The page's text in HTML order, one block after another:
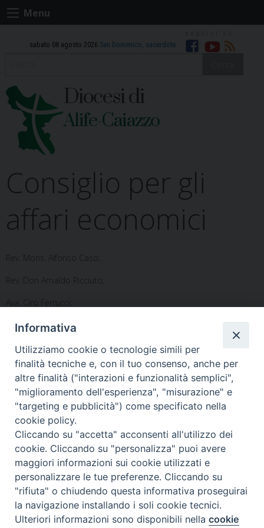
Skip
to
Menu
sabato 08 agosto 2026 San Domenico, sacerdote Facebook
Youtube
RSS
Diocesi di
Alife-Caiazzo
Consiglio per gli
affari economici
Rev. Mons. Alfonso Caso;
Rev. Don Arnaldo Ricciuto;
Ava. Ciro Ferrucci;
Sig. Michelino Battista;
Rag. Pietro Rossi.
Diocesi di Alife-Caiazzo
Via Angelo Scorciarini Coppola, 234
Tel: 0823.786166 / 0823.912707
Email:
info@diocesialifecaiazzo.it
Preferenze Cookie
Informativa
Utilizziamo cookie o tecnologie simili per
finalità tecniche e, con il tuo consenso, anche per
altre finalità ("interazioni e funzionalità semplici",
"miglioramento dell'esperienza", "misurazione" e
"targeting e pubblicità") come specificato nella
cookie policy.
Cliccando su "accetta" acconsenti all'utilizzo dei
cookie. Cliccando su "personalizza" puoi avere
maggiori informazioni sui cookie utilizzati e
personalizzare le tue preferenze. Cliccando su
"rifiuta" o chiudendo questa informativa proseguirai
la navigazione installando i soli cookie tecnici.
Ulteriori informazioni sono disponibili nellacookie